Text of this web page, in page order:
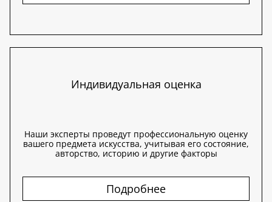
Индивидуальная оценка
Наши эксперты проведут профессиональную оценку
вашего предмета искусства, учитывая его состояние,
авторство, историю и другие факторы
Подробнее